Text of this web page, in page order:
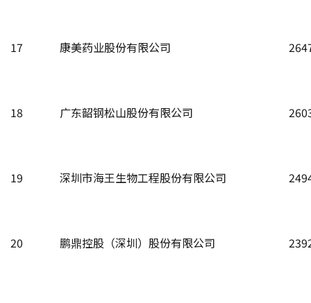
17 康美药业股份有限公司
18 广东韶钢松山股份有限公司
19 深圳市海王生物工程股份有限公司
20 鹏鼎控股（深圳）股份有限公司